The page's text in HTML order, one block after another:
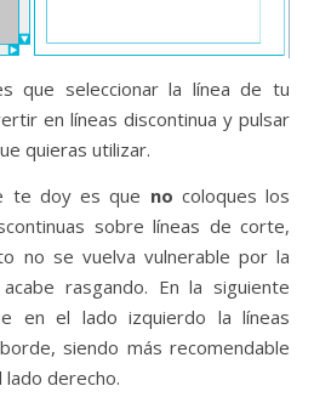
que seleccionar la línea de tu
en líneas discontinua y pulsar
quieras utilizar.
te doy es que no coloques los
sobre líneas de corte,
no se vuelva vulnerable por la
rasgando. En la siguiente
en el lado izquierdo la líneas
siendo más recomendable
derecho.